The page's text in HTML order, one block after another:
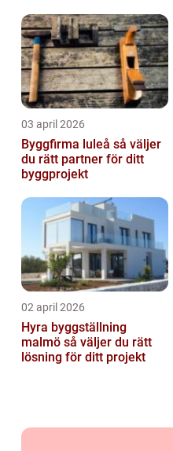
03 april 2026
Byggfirma luleå så väljer
du rätt partner för ditt
byggprojekt
02 april 2026
Hyra byggställning
malmö så väljer du rätt
lösning för ditt projekt